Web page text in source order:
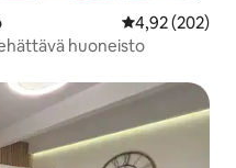
4,92 (202)
huoneisto